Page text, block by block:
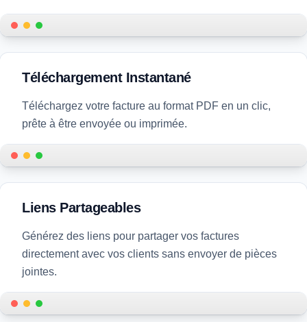
Téléchargement Instantané
Téléchargez votre facture au format PDF en un clic,
prête à être envoyée ou imprimée.
Liens Partageables
Générez des liens pour partager vos factures
directement avec vos clients sans envoyer de pièces
jointes.